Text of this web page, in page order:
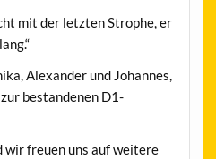
mit der letzten Strophe, er
Alexander und Johannes,
bestandenen D1-
wir freuen uns auf weitere